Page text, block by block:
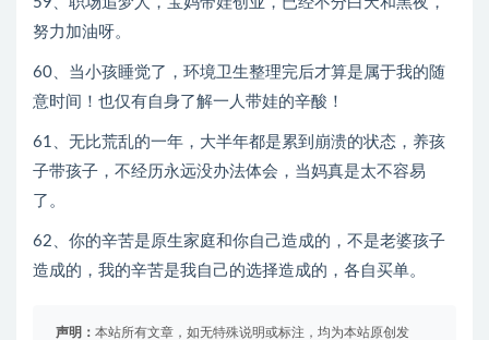
努力加油呀。
60、当小孩睡觉了，环境卫生整理完后才算是属于我的随
意时间！也仅有自身了解一人带娃的辛酸！
61、无比荒乱的一年，大半年都是累到崩溃的状态，养孩
子带孩子，不经历永远没办法体会，当妈真是太不容易
了。
62、你的辛苦是原生家庭和你自己造成的，不是老婆孩子
造成的，我的辛苦是我自己的选择造成的，各自买单。
声明： 本站所有文章，如无特殊说明或标注，均为本站原创发